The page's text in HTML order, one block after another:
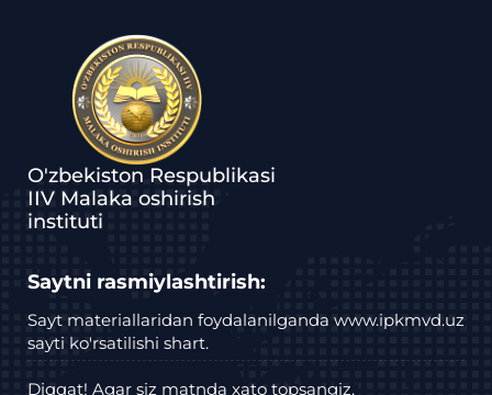
O'zbekiston Respublikasi
IIV Malaka oshirish
instituti
Saytni rasmiylashtirish:
Sayt materiallaridan foydalanilganda www.ipkmvd.uz
sayti ko'rsatilishi shart.
Diqqat! Agar siz matnda xato topsangiz,